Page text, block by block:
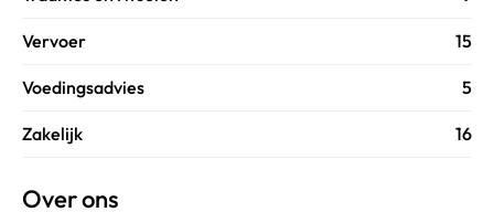
Vervoer 15
Voedingsadvies 5
Zakelijk 16
Over ons